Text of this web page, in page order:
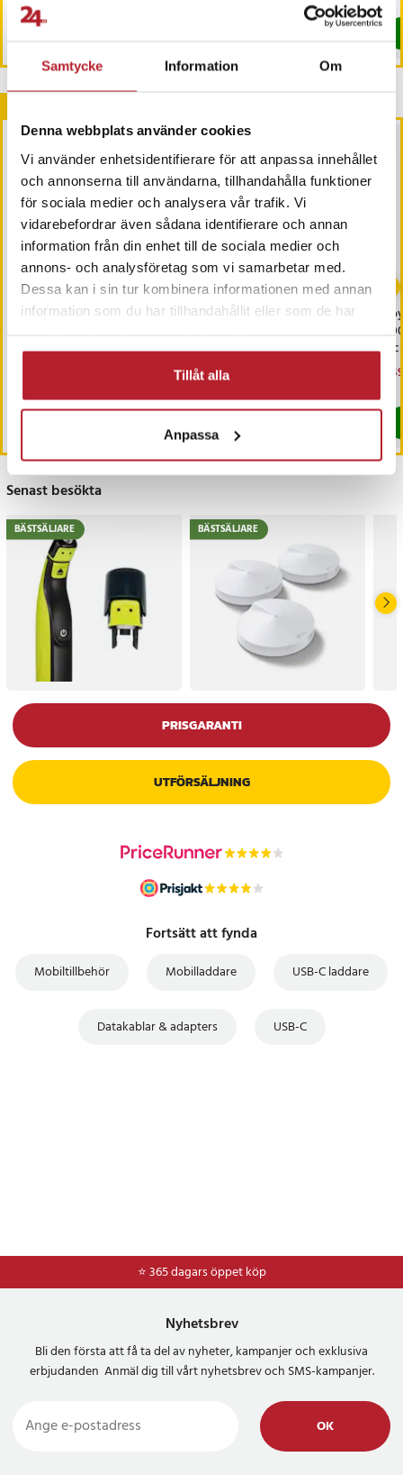
Samtycke Information Om
Denna webbplats använder cookies
Vi använder enhetsidentifierare för att anpassa innehållet
och annonserna till användarna, tillhandahålla funktioner
för sociala medier och analysera vår trafik. Vi
vidarebefordrar även sådana identifierare och annan
information från din enhet till de sociala medier och
annons- och analysföretag som vi samarbetar med.
Dessa kan i sin tur kombinera informationen med annan
information som du har tillhandahållit eller som de har
Tillåt alla
Anpassa
I lager, levereras inom 1-2 vardagar
I lager, levereras inom 1-2 vardagar
-49%
Originalladdare från
USB-Laddare 20W med
- Vit
Pris:89 kr
89 kr
Senast besökta
BÄSTSÄLJARE BÄSTSÄLJARE
PRISGARANTI
UTFÖRSÄLJNING
Fortsätt att fynda
Mobiltillbehör Mobilladdare USB-C laddare
Datakablar & adapters USB-C
⭐ 365 dagars öppet köp
⭐Frakt 49kr *
Nyhetsbrev
Bli den första att få ta del av nyheter, kampanjer och exklusiva
erbjudanden Anmäl dig till vårt nyhetsbrev och SMS-kampanjer.
OK